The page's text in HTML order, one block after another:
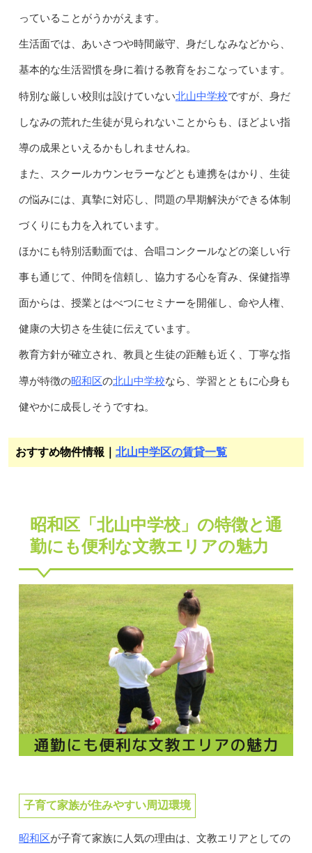
っていることがうかがえます。
生活面では、あいさつや時間厳守、身だしなみなどから、
基本的な生活習慣を身に着ける教育をおこなっています。
特別な厳しい校則は設けていない北山中学校ですが、身だ
しなみの荒れた生徒が見られないことからも、ほどよい指
導の成果といえるかもしれませんね。
また、スクールカウンセラーなどとも連携をはかり、生徒
の悩みには、真摯に対応し、問題の早期解決ができる体制
づくりにも力を入れています。
ほかにも特別活動面では、合唱コンクールなどの楽しい行
事も通じて、仲間を信頼し、協力する心を育み、保健指導
面からは、授業とはべつにセミナーを開催し、命や人権、
健康の大切さを生徒に伝えています。
教育方針が確立され、教員と生徒の距離も近く、丁寧な指
導が特徴の昭和区の北山中学校なら、学習とともに心身も
健やかに成長しそうですね。
おすすめ物件情報｜ 北山中学区の賃貸一覧
昭和区「北山中学校」の特徴と通
勤にも便利な文教エリアの魅力
子育て家族が住みやすい周辺環境
昭和区が子育て家族に人気の理由は、文教エリアとしての